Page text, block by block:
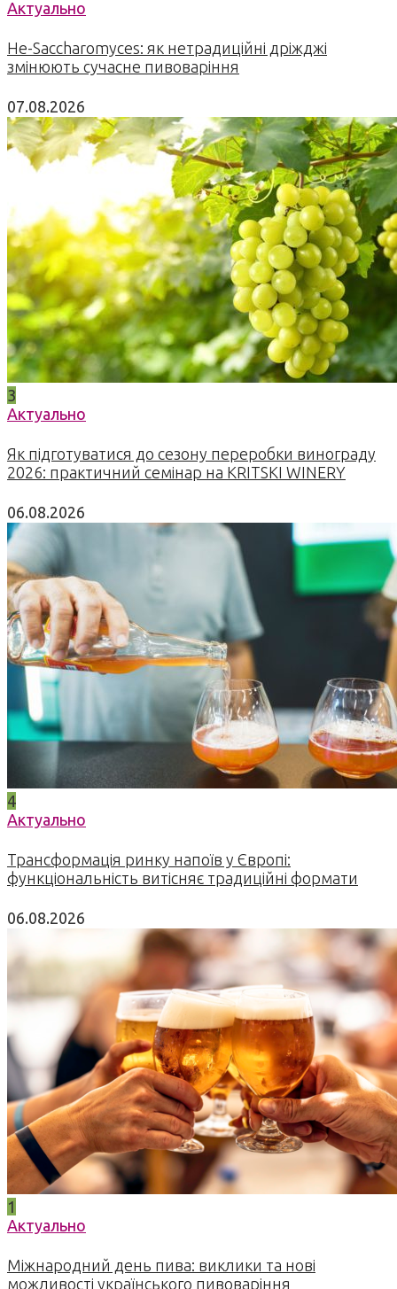
Актуально
Не-Saccharomyces: як нетрадиційні дріжджі
змінюють сучасне пивоваріння
07.08.2026
3
Актуально
Як підготуватися до сезону переробки винограду
2026: практичний семінар на KRITSKI WINERY
06.08.2026
4
Актуально
Трансформація ринку напоїв у Європі:
функціональність витісняє традиційні формати
06.08.2026
1
Актуально
Міжнародний день пива: виклики та нові
можливості українського пивоваріння